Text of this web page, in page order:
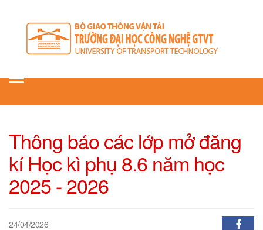
Toggle
Thông báo các lớp mở đăng
kí Học kì phụ 8.6 năm học
2025 - 2026
24/04/2026